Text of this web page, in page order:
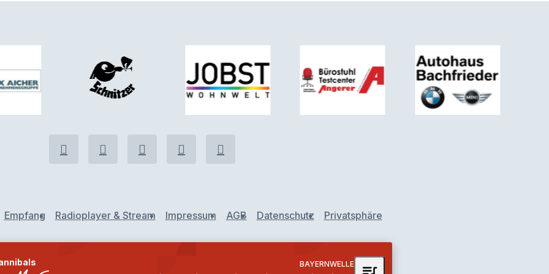
Empfang Radioplayer & Stream Impressum AGB Datenschutz Privatsphäre
BAYERNWELLE